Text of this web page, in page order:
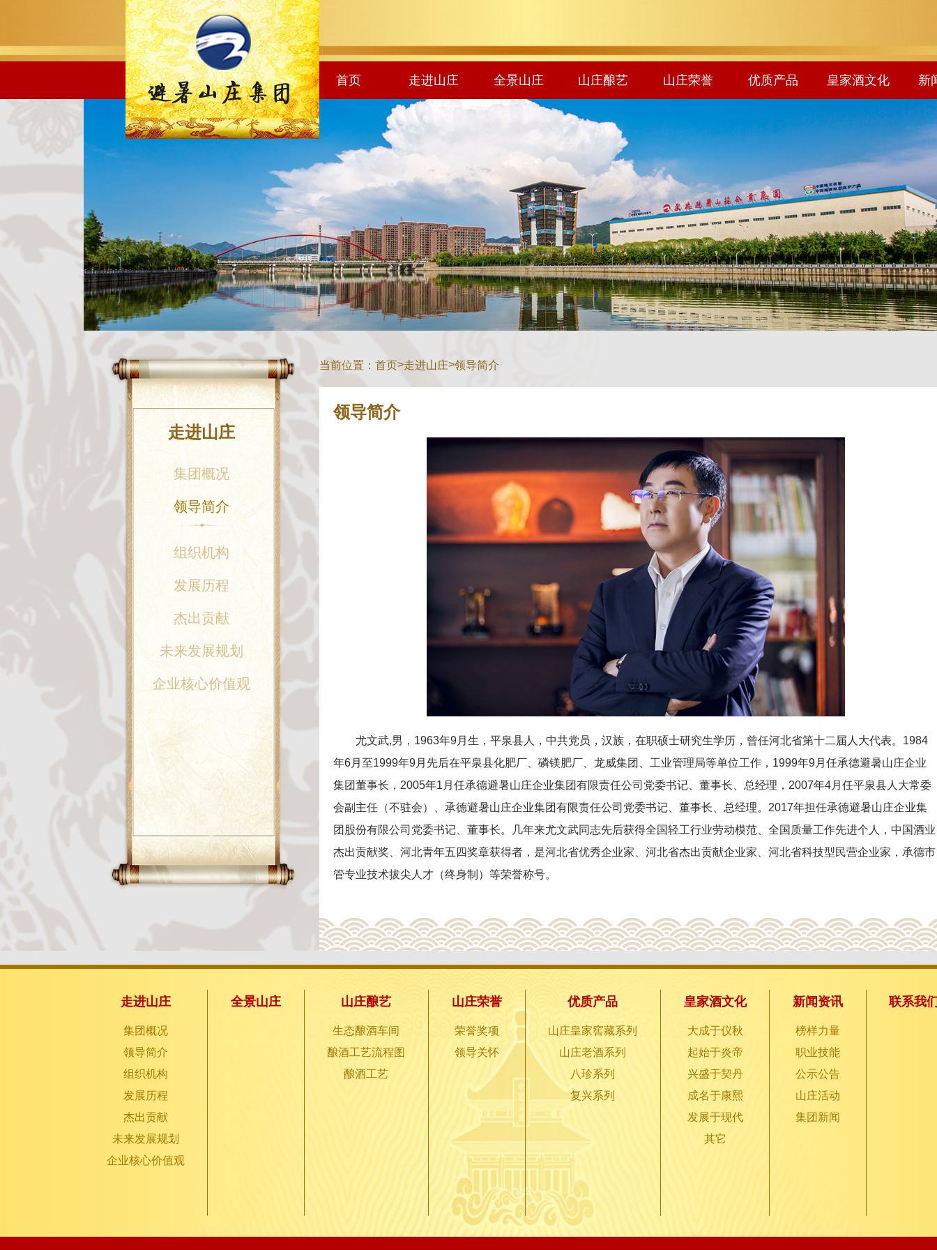
首页 走进山庄 全景山庄 山庄酿艺 山庄荣誉 优质产品 皇家酒文化 新
走进山庄
集团概况
领导简介
组织机构
发展历程
杰出贡献
未来发展规划
企业核心价值观
当前位置：首页>走进山庄>领导简介
领导简介
尤文武,男，1963年9月生，平泉县人，中共党员，汉族，在职硕士研究生学历，曾任河北省第十二届人大代表。1984
年6月至1999年9月先后在平泉县化肥厂、磷镁肥厂、龙威集团、工业管理局等单位工作，1999年9月任承德避暑山庄企业
集团董事长，2005年1月任承德避暑山庄企业集团有限责任公司党委书记、董事长、总经理，2007年4月任平泉县人大常委
会副主任（不驻会）、承德避暑山庄企业集团有限责任公司党委书记、董事长、总经理。2017年担任承德避暑山庄企业集
团股份有限公司党委书记、董事长。几年来尤文武同志先后获得全国轻工行业劳动模范、全国质量工作先进个人，中国酒业
杰出贡献奖、河北青年五四奖章获得者，是河北省优秀企业家、河北省杰出贡献企业家、河北省科技型民营企业家，承德市
管专业技术拔尖人才（终身制）等荣誉称号。
走进山庄
集团概况
领导简介
组织机构
发展历程
杰出贡献
未来发展规划
企业核心价值观
全景山庄 山庄酿艺
生态酿酒车间
酿酒工艺流程图
酿酒工艺
山庄荣誉
荣誉奖项
领导关怀
优质产品
山庄皇家窖藏系列
山庄老酒系列
八珍系列
复兴系列
皇家酒文化
大成于仪秋
起始于炎帝
兴盛于契丹
成名于康熙
发展于现代
其它
新闻资讯
榜样力量
职业技能
公示公告
山庄活动
集团新闻
联系我